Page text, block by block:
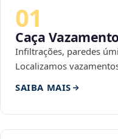
01
Caça
Infiltrações, paredes
Localizamos
SAIBA MAIS